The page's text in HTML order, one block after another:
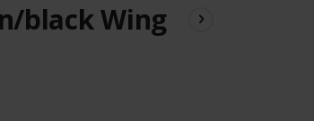
black Wing